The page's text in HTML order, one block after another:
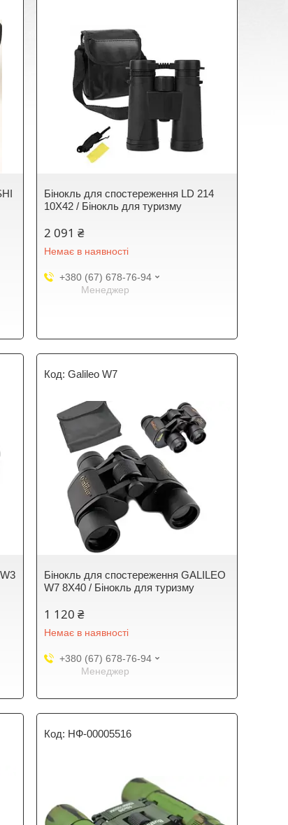
Бінокль для спостереження LD 214
10X42 / Бінокль для туризму
2 091 ₴
Немає в наявності
+380 (67) 678-76-94
Менеджер
Galileo W7
Бінокль для спостереження GALILEO
W7 8X40 / Бінокль для туризму
1 120 ₴
Немає в наявності
+380 (67) 678-76-94
Менеджер
НФ-00005516